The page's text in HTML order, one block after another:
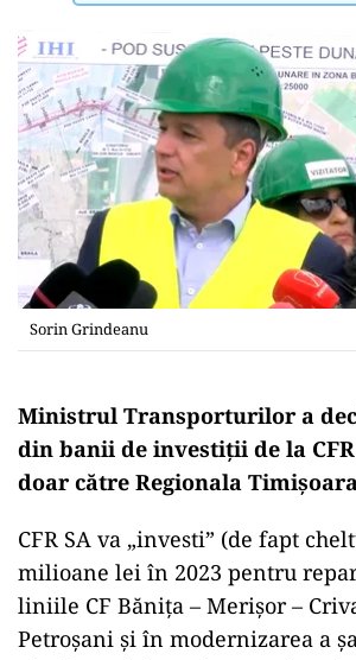
Sorin Grindeanu
Ministrul Transporturilor a
din banii de investiții de la CFR
doar către Regionala
CFR SA va „investi” (de fapt
milioane lei în 2023 pentru
liniile CF Bănița – Merișor –
Petroșani și în modernizarea a